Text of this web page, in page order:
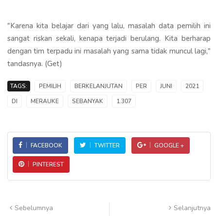
"Karena kita belajar dari yang lalu, masalah data pemilih ini
sangat riskan sekali, kenapa terjadi berulang. Kita berharap
dengan tim terpadu ini masalah yang sama tidak muncul lagi,"
tandasnya. (Get)
TAGS: PEMILIH BERKELANJUTAN PER JUNI
2021
DI
MERAUKE SEBANYAK 1.307
FACEBOOK TWITTER GOOGLE +
PINTEREST
Sebelumnya Selanjutnya